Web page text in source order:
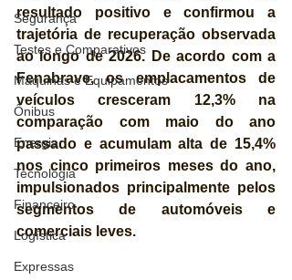
Segurança
Testes e Comparativos
Máquinas e Equipamentos
Ônibus
Energia
Tecnologia
Financeiro
Logística
Expressas
resultado positivo e confirmou a
trajetória de recuperação observada
ao longo de 2026. De acordo com a
Fenabrave, os emplacamentos de
veículos cresceram 12,3% na
comparação com maio do ano
passado e acumulam alta de 15,4%
nos cinco primeiros meses do ano,
impulsionados principalmente pelos
segmentos de automóveis e
comerciais leves.